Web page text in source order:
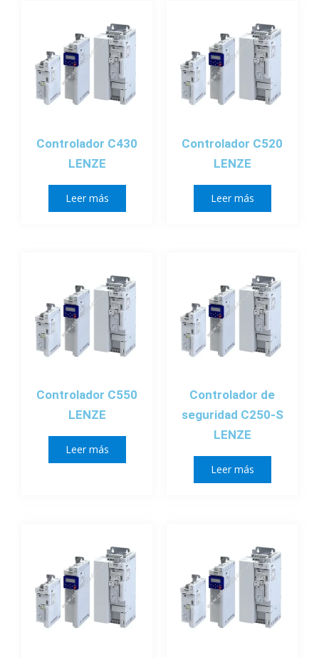
Controlador C430
LENZE
Leer más
Controlador C520
LENZE
Leer más
Controlador C550
LENZE
Leer más
Controlador de
seguridad C250-S
LENZE
Leer más